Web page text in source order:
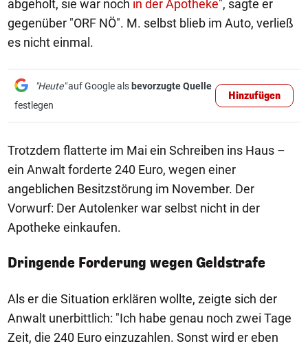
abgeholt, sie war noch in der Apotheke", sagte er
gegenüber "ORF NÖ". M. selbst blieb im Auto, verließ
es nicht einmal.
"Heute"auf Google als bevorzugte Quelle
festlegen
Hinzufügen
Trotzdem flatterte im Mai ein Schreiben ins Haus –
ein Anwalt forderte 240 Euro, wegen einer
angeblichen Besitzstörung im November. Der
Vorwurf: Der Autolenker war selbst nicht in der
Apotheke einkaufen.
Dringende Forderung wegen Geldstrafe
Als er die Situation erklären wollte, zeigte sich der
Anwalt unerbittlich: "Ich habe genau noch zwei Tage
Zeit, die 240 Euro einzuzahlen. Sonst wird er eben